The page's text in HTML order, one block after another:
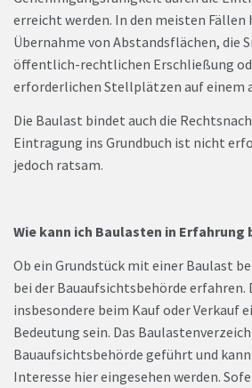
erreicht werden. In den meisten Fällen
Übernahme von Abstandsflächen, die
öffentlich-rechtlichen Erschließung
erforderlichen Stellplätzen auf einem
Die Baulast bindet auch die
Eintragung ins Grundbuch ist nicht
jedoch ratsam.
Wie kann ich Baulasten in Erfahrung
Ob ein Grundstück mit einer Baulast
bei der Bauaufsichtsbehörde erfahren.
insbesondere beim Kauf oder Verkauf
Bedeutung sein. Das
Bauaufsichtsbehörde geführt und
Interesse hier eingesehen werden.